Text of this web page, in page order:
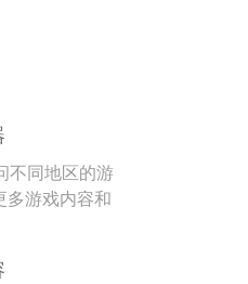
不同地区的游
多游戏内容和